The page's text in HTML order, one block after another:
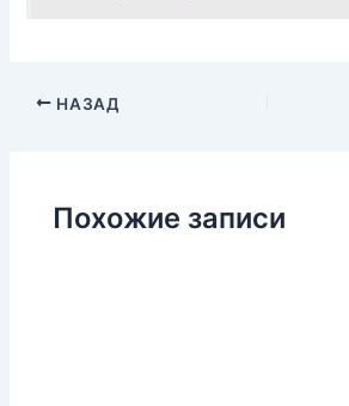
НАЗАД
Похожие записи